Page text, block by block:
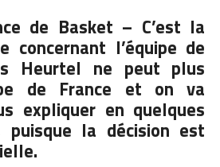
de Basket – C’est la
concernant l’équipe de
Heurtel ne peut plus
de France et on va
expliquer en quelques
puisque la décision est